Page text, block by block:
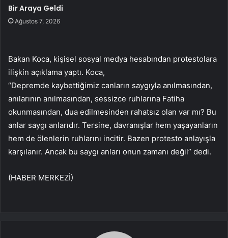
Bir Araya Geldi
Ağustos 7, 2026
Bakan Koca, kişisel sosyal medya hesabından protestolara
ilişkin açıklama yaptı. Koca,
“Depremde kaybettiğimiz canların saygıyla anılmasından,
anılarının anılmasından, sessizce ruhlarına Fatiha
okunmasından, dua edilmesinden rahatsız olan var mı? Bu
anlar saygı anlarıdır. Tersine, davranışlar hem yaşayanların
hem de ölenlerin ruhlarını incitir. Bazen protesto anlayışla
karşılanır. Ancak bu saygı anları onun zamanı değil” dedi.
(HABER MERKEZİ)